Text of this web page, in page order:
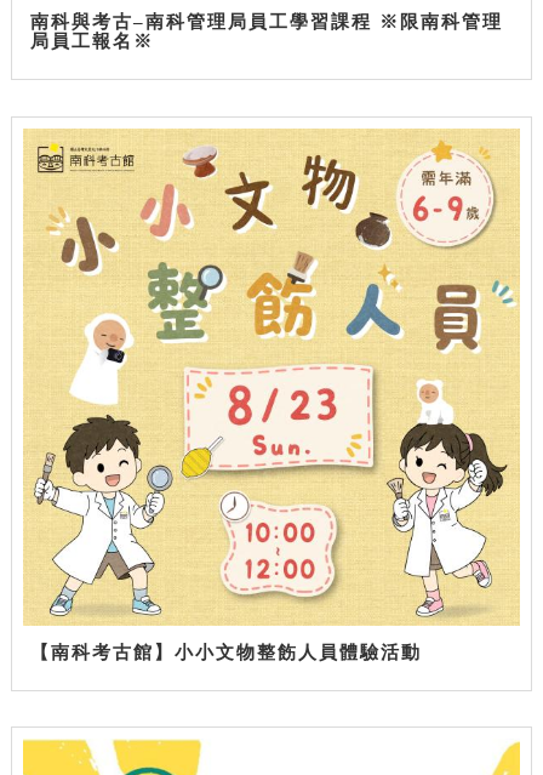
南科與考古–南科管理局員工學習課程 ※限南科管理
局員工報名※
【南科考古館】小小文物整飭人員體驗活動